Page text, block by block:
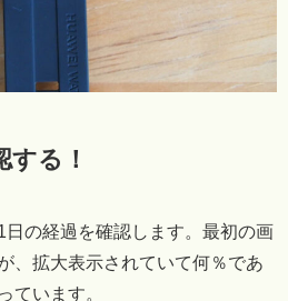
する！
の経過を確認します。最初の画
、拡大表示されていて何％であ
ています。